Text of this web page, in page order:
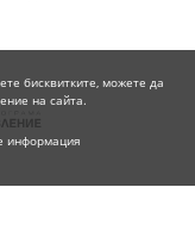
бисквитките, можете да
на сайта.
информация